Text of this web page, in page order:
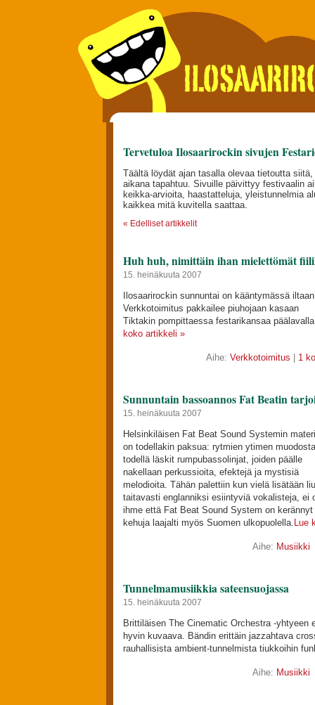
Tervetuloa Ilosaarirockin sivujen
Täältä löydät ajan tasalla olevaa tietoutta
aikana tapahtuu. Sivuille päivittyy festivaalin
keikka-arvioita, haastatteluja, yleistunnelmia
kaikkea mitä kuvitella saattaa.
« Edelliset artikkelit
Huh huh, nimittäin ihan mielettömät
15. heinäkuuta 2007
Ilosaarirockin sunnuntai on kääntymässä
Verkkotoimitus pakkailee piuhojaan kasaan
Tiktakin pompittaessa festarikansaa
koko artikkeli »
Aihe: Verkkotoimitus 1
Sunnuntain bassoannos Fat Beatin
15. heinäkuuta 2007
Helsinkiläisen Fat Beat Sound Systemin
on todellakin paksua: rytmien ytimen
todellä läskit rumpubassolinjat, joiden päälle
nakellaan perkussioita, efektejä ja mystisiä
melodioita. Tähän palettiin kun vielä lisätään
taitavasti englanniksi esiintyviä vokalisteja, ei
ihme että Fat Beat Sound System on kerännyt
kehuja laajalti myös Suomen ulkopuolella. Lue
Aihe: Musiikki
Tunnelmamusiikkia sateensuojassa
15. heinäkuuta 2007
Brittiläisen The Cinematic Orchestra -yhtyeen
hyvin kuvaava. Bändin erittäin jazzahtava
rauhallisista ambient-tunnelmista tiukkoihin
Aihe: Musiikki